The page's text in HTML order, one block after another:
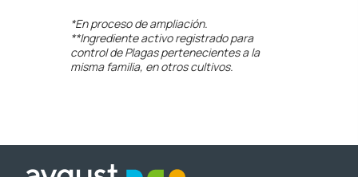
*En proceso de ampliación.
**Ingrediente activo registrado para
control de Plagas pertenecientes a la
misma familia, en otros cultivos.